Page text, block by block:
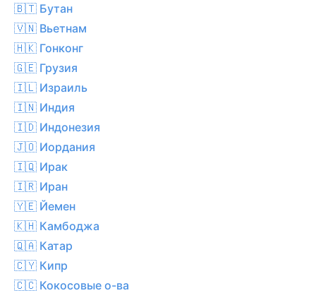
🇧🇹 Бутан
🇻🇳 Вьетнам
🇭🇰 Гонконг
🇬🇪 Грузия
🇮🇱 Израиль
🇮🇳 Индия
🇮🇩 Индонезия
🇯🇴 Иордания
🇮🇶 Ирак
🇮🇷 Иран
🇾🇪 Йемен
🇰🇭 Камбоджа
🇶🇦 Катар
🇨🇾 Кипр
🇨🇨 Кокосовые о-ва